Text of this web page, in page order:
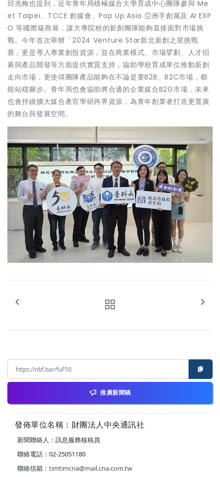
邱兆梅也提到，近年青年局積極媒合大學育成中心團隊參與 Me
et Taipei、TCCE 創媒會、Pop Up Asia 亞洲手創展及 AI EXP
O 等國際級商展，讓大專院校的新創團隊能夠直接面對市場挑
戰。今年首次舉辦「2024 Venture Star新北新創之星挑戰
賽」更是導入專業創投資源，並在商業模式、市場擘劃、人才招
募與產品開發等方面提供實質支持，協助學校育成單位推動新創
走向市場，更使得團隊產品能夠在不論是要B2B、B2C市場，都
能站穩腳步。青年局也會協助將合適的企業媒合B2G市場，未來
也會持續擴大媒合產官學研跨界資源，為青年創業者打造更寬廣
的舞台與發展空間。
推廣新聞稿
發佈單位名稱：財團法人中央通訊社
新聞聯絡人：訊息服務核稿員
聯絡電話：02-25051180
聯絡信箱： timtimcna@mail.cna.com.tw